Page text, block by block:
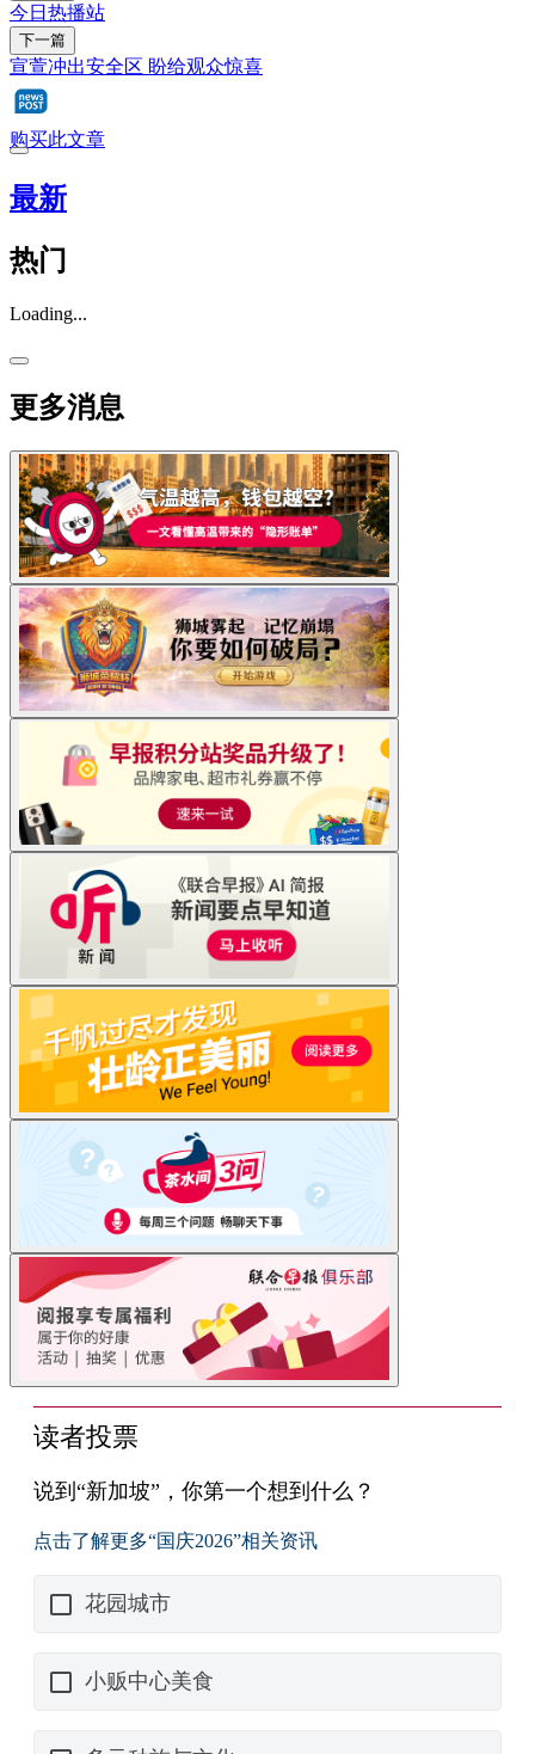
今日热播站
下一篇
宣萱冲出安全区 盼给观众惊喜
购买此文章
最新
热门
Loading...
更多消息